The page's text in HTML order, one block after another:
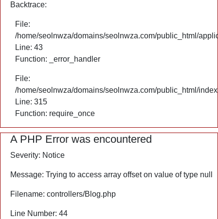
Backtrace:
File:
/home/seolnwza/domains/seolnwza.com/public_html/
Line: 43
Function: _error_handler
File:
/home/seolnwza/domains/seolnwza.com/public_html/
Line: 315
Function: require_once
A PHP Error was encountered
Severity: Notice
Message: Trying to access array offset on value of type null
Filename: controllers/Blog.php
Line Number: 44